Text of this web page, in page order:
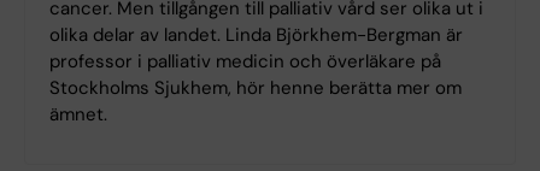
cancer. Men tillgången till palliativ vård ser olika ut i
olika delar av landet. Linda Björkhem-Bergman är
professor i palliativ medicin och överläkare på
Stockholms Sjukhem, hör henne berätta mer om
ämnet.